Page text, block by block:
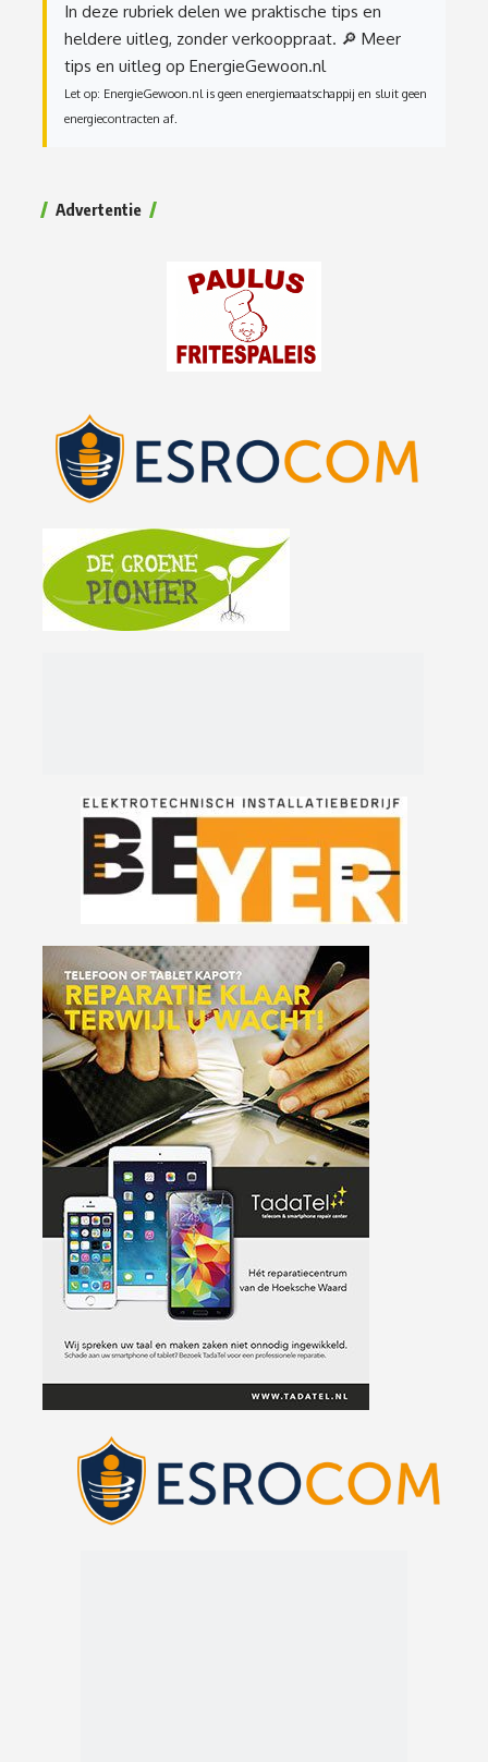
In deze rubriek delen we praktische tips en
heldere uitleg, zonder verkooppraat. 🔎 Meer
tips en uitleg op EnergieGewoon.nl
Let op: EnergieGewoon.nl is geen energiemaatschappij en sluit geen
energiecontracten af.
Advertentie